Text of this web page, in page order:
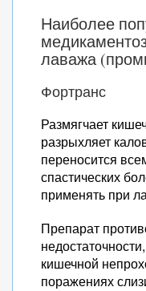
Наиболее
лаважа
Фортранс
Размягчает
разрыхляет
переносится
спастических
применять при
Препарат
кишечной
поражениях